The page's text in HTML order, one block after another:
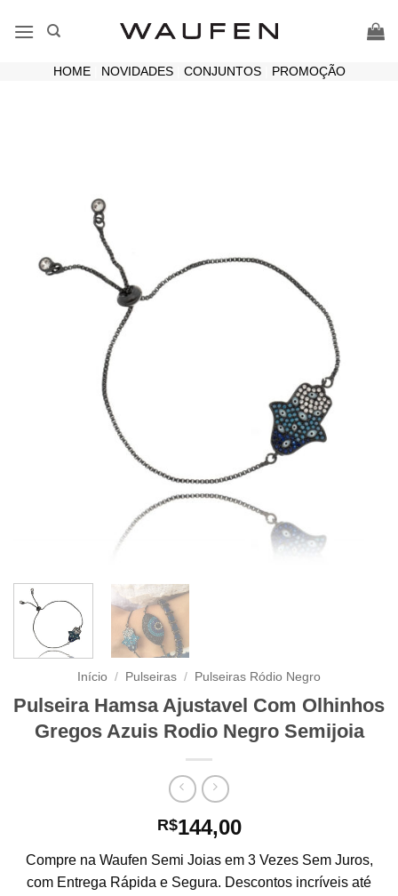
HOME| NOVIDADES| CONJUNTOS| PROMOÇÃO
Início / Pulseiras / Pulseiras Ródio Negro
Pulseira Hamsa Ajustavel Com Olhinhos
Gregos Azuis Rodio Negro Semijoia
R$144,00
Compre na Waufen Semi Joias em 3 Vezes Sem Juros,
com Entrega Rápida e Segura. Descontos incríveis até